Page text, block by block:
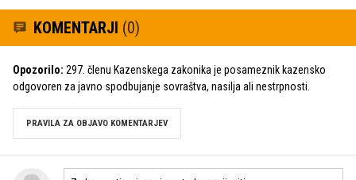
KOMENTARJI (0)
Opozorilo: 297. členu Kazenskega zakonika je posameznik kazensko
odgovoren za javno spodbujanje sovraštva, nasilja ali nestrpnosti.
PRAVILA ZA OBJAVO KOMENTARJEV